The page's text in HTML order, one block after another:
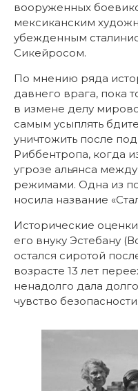
вооруженных
мексиканским
убежденным
Сикейросом.
По мнению ряда
давнего врага, пока
в измене делу
самым усыплять
уничтожить после
Риббентропа, когда
угрозе альянса
режимами. Одна из
носила название
Исторические
его внуку Эстебану
остался сиротой
возрасте 13 лет
ненадолго дала
чувство безопасности.